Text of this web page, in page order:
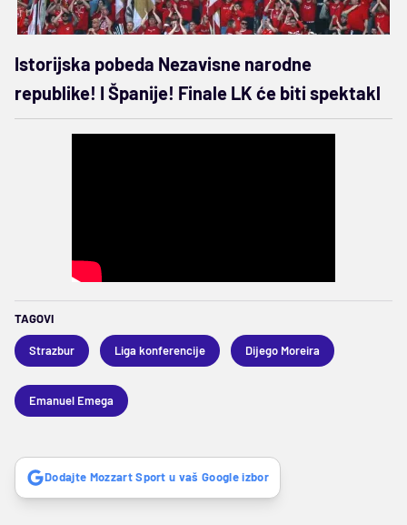
Istorijska pobeda Nezavisne narodne
republike! I Španije! Finale LK će biti spektakl
TAGOVI
Strazbur Liga konferencije Dijego Moreira
Emanuel Emega
Dodajte Mozzart Sport u vaš Google izbor